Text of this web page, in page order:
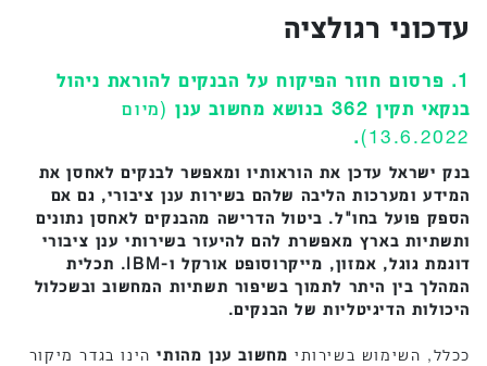
עדכוני רגולציה
1. פרסום חוזר הפיקוח על הבנקים להוראת ניהול
בנקאי תקין 362 בנושא מחשוב ענן
(מיום
13.6.2022)
.
בנק ישראל עדכן את הוראותיו ומאפשר לבנקים לאחסן את
המידע ומערכות הליבה שלהם בשירות ענן ציבורי, גם אם
הספק פועל בחו"ל. ביטול הדרישה מהבנקים לאחסן נתונים
ותשתיות בארץ מאפשרת להם להיעזר בשירותי ענן ציבורי
דוגמת גוגל, אמזון, מייקרוסופט אורקל ו-IBM. תכלית
המהלך בין היתר לתמוך בשיפור תשתיות המחשוב ובשכלול
היכולות הדיגיטליות של הבנקים.
ככלל, השימוש בשירותי מחשוב ענן מהותיהינו בגדר מיקור